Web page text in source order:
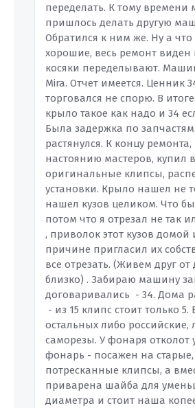
переделать. К тому времени
пришлось делать другую
Обратился к ним же. Ну а что
хорошие, весь ремонт виден
косяки переделывают.
Mira. Отчет имеется. Ценник
торговался не спорю. В
крыло такое как надо и 34
Была задержка по
растянулся. К концу ремонта,
настоянию мастеров, купил
оригинальные клипсы,
установки. Крыло нашел не
нашел кузов целиком. Что
потом что я отрезал не так
, приволок этот кузов домой
причине пригласил их
все отрезать. (Живем друг от
близко) . Забираю машину
договаривались - 34. Дома
- из 15 клипс стоит только 5.
остальных либо российские,
саморезы. У фонаря отколот
фонарь - посажен на
потресканные клипсы, а
приварена шайба для
диаметра и стоит наша